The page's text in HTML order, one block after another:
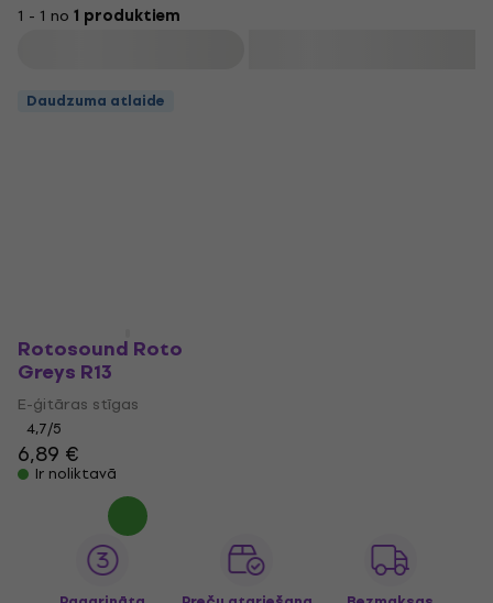
1 - 1 no 1 produktiem
Daudzuma atlaide
Rotosound Roto
Greys R13
E-ģitāras stīgas
4,7/5
6,89 €
Ir noliktavā